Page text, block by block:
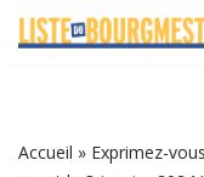
Accueil » Exprimez-